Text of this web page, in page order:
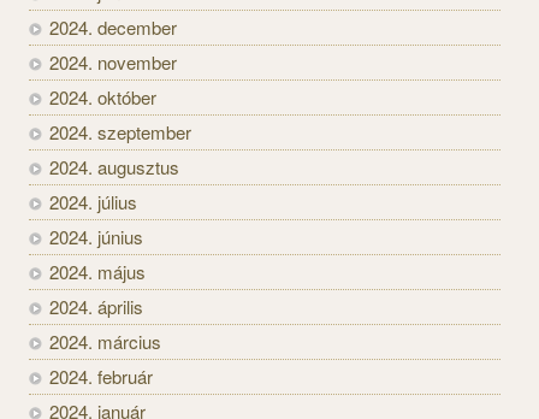
2024. december
2024. november
2024. október
2024. szeptember
2024. augusztus
2024. július
2024. június
2024. május
2024. április
2024. március
2024. február
2024. január